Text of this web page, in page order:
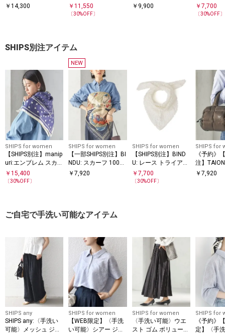
ス フリル デニム シ
￥ 14,300
機可能〉SUUSUU フ
リル ギャザー ブラウ
￥11,550
〔30%OFF〕
カード カフタン スキ
￥ 9,900
ンチ ギャ
ス
￥7,700
〔30%OFF〕
SHIPS別注アイテム
SHIPS for women
【SHIPS別注】manip
uri:エンブレム スカー
フ 88×88
￥ 15,400
〔30%OFF〕
NEW
SHIPS for women
【一部SHIPS別注】BI
NDU: スカーフ 100×1
00
￥7,920
SHIPS for women
【SHIPS別注】BIND
U: レース トライアン
グル スカーフ
￥ 7,700
〔30%OFF〕
SHIPS for
《予約》
注】
BAG
￥7,920
ご自宅で手洗い可能なアイテム
SHIPS any
SHIPS any:〈手洗い
可能〉メッシュ ジャ
SHIPS for women
【WEB限定】〈手洗
い可能〉シアー ジャ
SHIPS for women
〈手洗い可能〉ウエ
スト ゴム ボリューム
SHIPS for
《予約》
定】〈手